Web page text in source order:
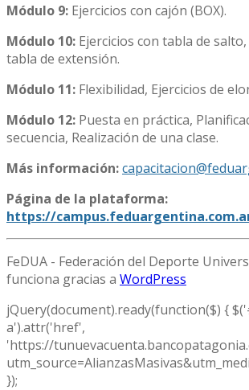
Módulo 9: Ejercicios con cajón (BOX).
Módulo 10: Ejercicios con tabla de
tabla de extensión.
Módulo 11: Flexibilidad, Ejercicios de
Módulo 12: Puesta en práctica,
secuencia, Realización de una clase.
Más información:
Página de la plataforma:
https://
FeDUA - Federación del Deporte
funciona gracias a WordPress
jQuery(document).ready(function($) {
a').attr('href',
'https://
});